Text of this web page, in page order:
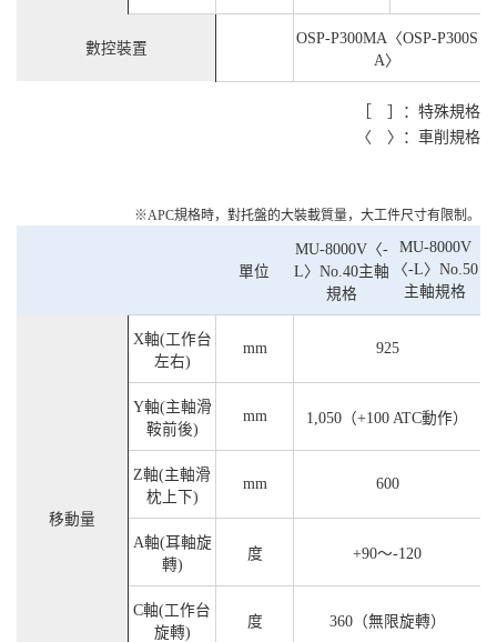
數控裝置
OSP-P300MA〈OSP-P300S
A〉
［ ］：特殊規格
〈 〉：車削規格
※APC規格時，對托盤的大裝載質量，大工件尺寸有限制。
單位
MU-8000V〈-
L〉No.40主軸
規格
MU-8000V
〈-L〉No.50
主軸規格
移動量
X軸(工作台
左右)
mm 925
Y軸(主軸滑
鞍前後)
mm 1,050（+100 ATC動作）
Z軸(主軸滑
枕上下)
mm 600
A軸(耳軸旋
轉)
度 +90～-120
C軸(工作台
旋轉)
度 360（無限旋轉）